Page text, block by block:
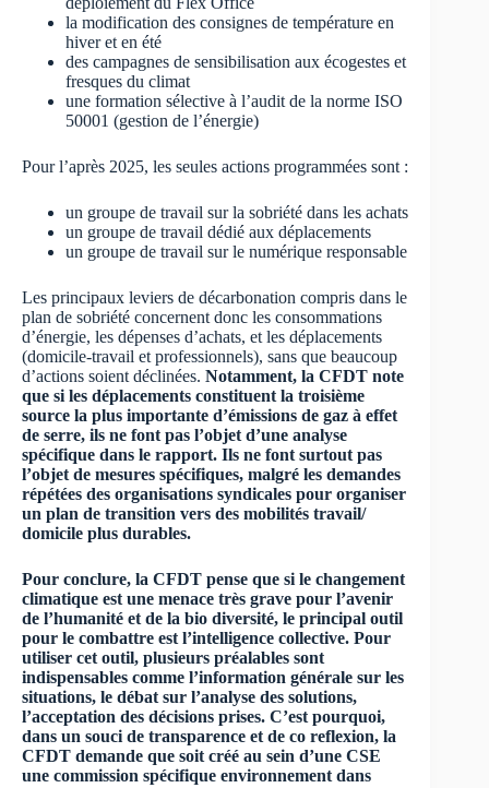
la modification des consignes de température en
hiver et en été
des campagnes de sensibilisation aux écogestes et
fresques du climat
une formation sélective à l’audit de la norme ISO
50001 (gestion de l’énergie)
Pour l’après 2025, les seules actions programmées sont :
un groupe de travail sur la sobriété dans les achats
un groupe de travail dédié aux déplacements
un groupe de travail sur le numérique responsable
Les principaux leviers de décarbonation compris dans le
plan de sobriété concernent donc les consommations
d’énergie, les dépenses d’achats, et les déplacements
(domicile-travail et professionnels), sans que beaucoup
d’actions soient déclinées. Notamment, la CFDT note
que si les déplacements constituent la troisième
source la plus importante d’émissions de gaz à effet
de serre, ils ne font pas l’objet d’une analyse
spécifique dans le rapport. Ils ne font surtout pas
l’objet de mesures spécifiques, malgré les demandes
répétées des organisations syndicales pour organiser
un plan de transition vers des mobilités travail/
domicile plus durables.
Pour conclure, la CFDT pense que si le changement
climatique est une menace très grave pour l’avenir
de l’humanité et de la bio diversité, le principal outil
pour le combattre est l’intelligence collective. Pour
utiliser cet outil, plusieurs préalables sont
indispensables comme l’information générale sur les
situations, le débat sur l’analyse des solutions,
l’acceptation des décisions prises. C’est pourquoi,
dans un souci de transparence et de co reflexion, la
CFDT demande que soit créé au sein d’une CSE
une commission spécifique environnement dans